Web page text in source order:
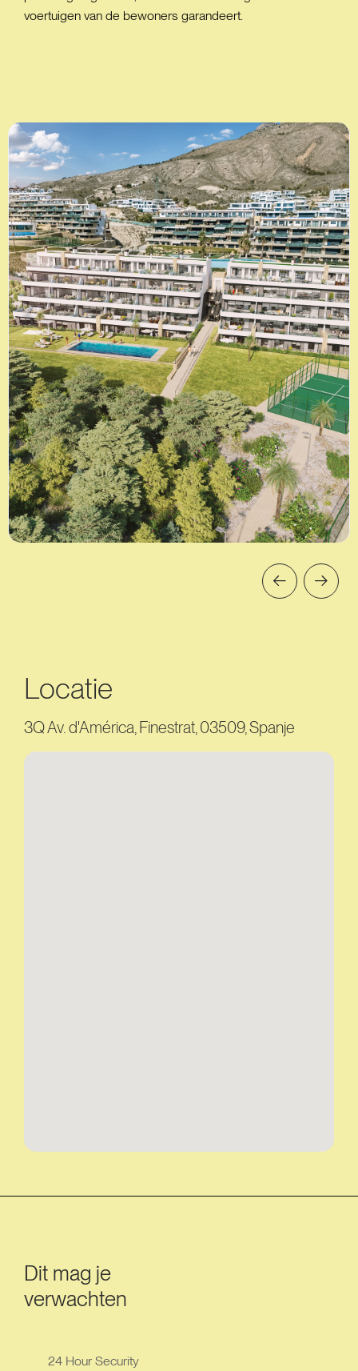
voertuigen van de bewoners garandeert.
Locatie
3Q Av. d'América, Finestrat, 03509, Spanje
Dit mag je
verwachten
24 Hour Security